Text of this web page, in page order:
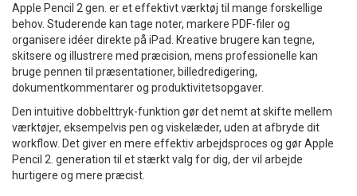
Apple Pencil 2 gen. er et effektivt værktøj til mange forskellige
behov. Studerende kan tage noter, markere PDF-filer og
organisere idéer direkte på iPad. Kreative brugere kan tegne,
skitsere og illustrere med præcision, mens professionelle kan
bruge pennen til præsentationer, billedredigering,
dokumentkommentarer og produktivitetsopgaver.
Den intuitive dobbelttryk-funktion gør det nemt at skifte mellem
værktøjer, eksempelvis pen og viskelæder, uden at afbryde dit
workflow. Det giver en mere effektiv arbejdsproces og gør Apple
Pencil 2. generation til et stærkt valg for dig, der vil arbejde
hurtigere og mere præcist.